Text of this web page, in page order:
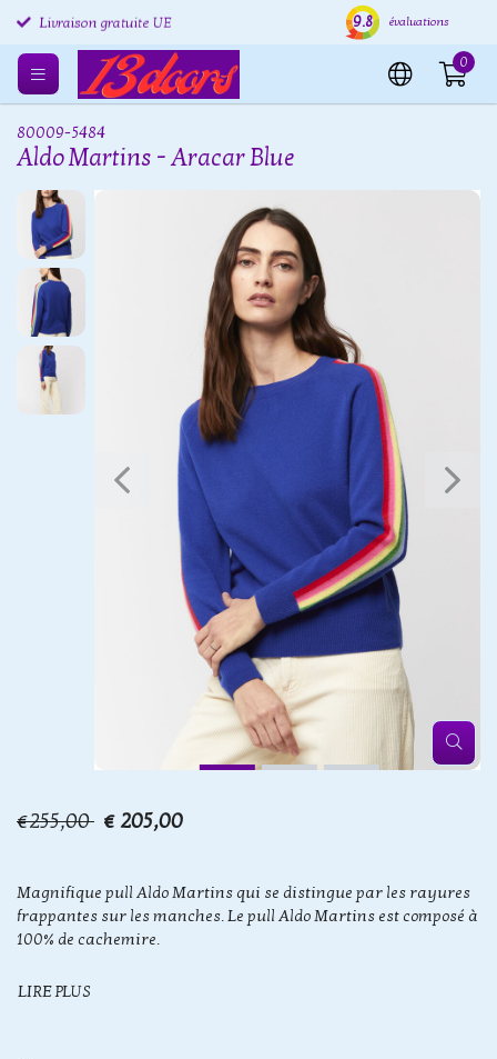
Retours gratuits UE Expédition sous 24 heures
9.8 évaluations
0
80009-5484
Aldo Martins - Aracar Blue
€255,00 € 205,00
Magnifique pull Aldo Martins qui se distingue par les rayures
frappantes sur les manches. Le pull Aldo Martins est composé à
100% de cachemire.
LIRE PLUS